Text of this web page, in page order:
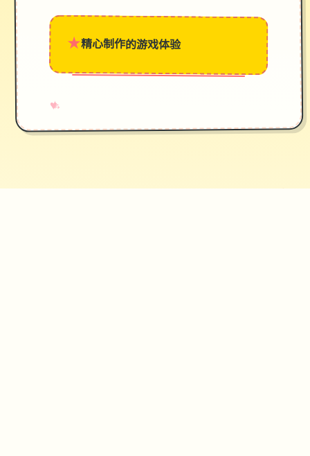
★精心制作的游戏体验
♥
✧
→